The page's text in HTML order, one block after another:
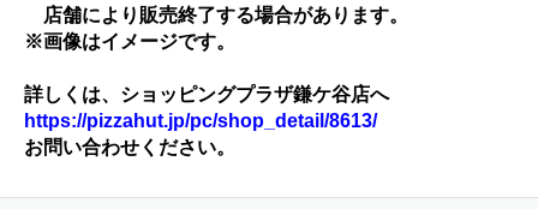
店舗により販売終了する場合があります。
※画像はイメージです。
詳しくは、ショッピングプラザ鎌ケ谷店へ
https://pizzahut.jp/pc/shop_detail/8613/
お問い合わせください。